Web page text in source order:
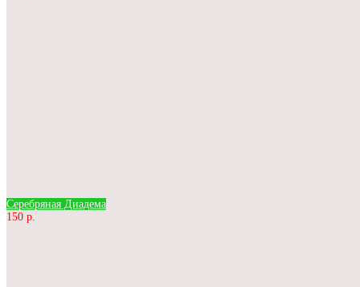
Серебряная Диадема
150 р.